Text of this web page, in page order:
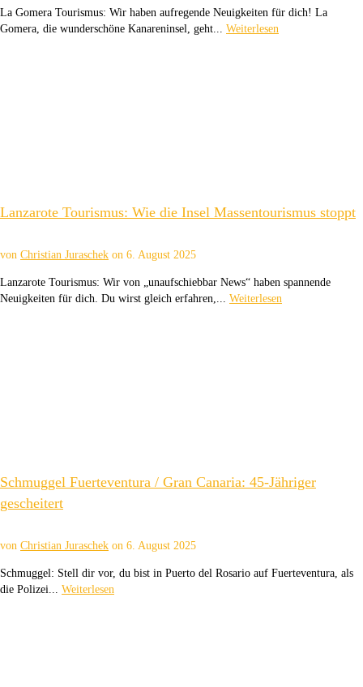
La Gomera Tourismus: Wir haben aufregende Neuigkeiten für dich! La
Gomera, die wunderschöne Kanareninsel, geht... Weiterlesen
Lanzarote Tourismus: Wie die Insel Massentourismus stoppt
von Christian Juraschek on 6. August 2025
Lanzarote Tourismus: Wir von „unaufschiebbar News“ haben spannende
Neuigkeiten für dich. Du wirst gleich erfahren,... Weiterlesen
Schmuggel Fuerteventura / Gran Canaria: 45-Jähriger
gescheitert
von Christian Juraschek on 6. August 2025
Schmuggel: Stell dir vor, du bist in Puerto del Rosario auf Fuerteventura, als
die Polizei... Weiterlesen